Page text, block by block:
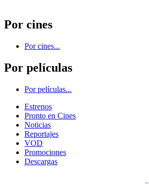
Por cines
Por cines...
Por películas
Por películas...
Estrenos
Pronto en Cines
Noticias
Reportajes
VOD
Promociones
Descargas